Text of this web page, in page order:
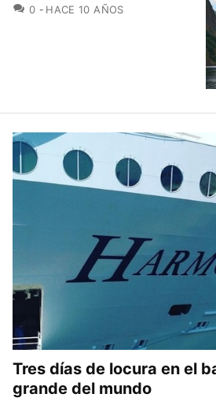
0 COMENTARIOS
HACE 10 AÑOS
Tres días de locura en el
grande del mundo